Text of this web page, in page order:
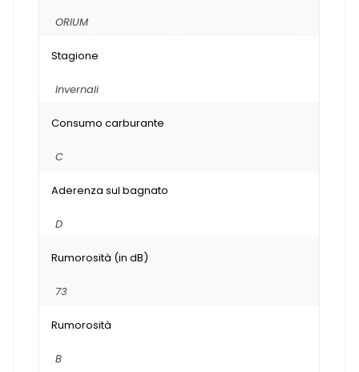
ORIUM
Stagione
Invernali
Consumo carburante
C
Aderenza sul bagnato
D
Rumorosità (in dB)
73
Rumorosità
B